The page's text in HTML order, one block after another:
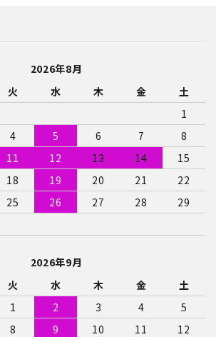
検索する
2026年8月
火 水 木 金
土
1
4 5 6 7
8
11 12 13 14
15
18 19 20 21
22
25 26 27 28
29
2026年9月
火 水 木 金
土
1
2 3 4
5
8 9 10 11
12